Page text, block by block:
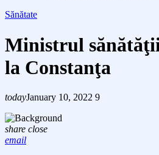
Sănătate
Ministrul
la Constanţa
todayJanuary 10, 2022 9
share close
email